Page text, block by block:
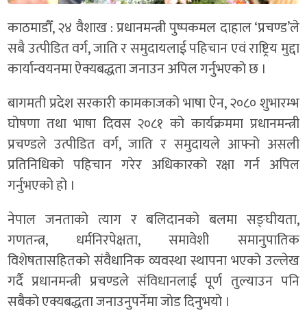
काठमाडौँ, २४ वैशाख : प्रधानमन्त्री पुष्पकमल दाहाल ‘प्रचण्ड’ले
सबै उत्पीडित वर्ग, जाति र समुदायलाई पहिचान एवं राष्ट्रिय मुद्दा
कार्यान्वयनमा ऐक्यबद्धता जनाउन अपिल गर्नुभएको छ ।
बागमती प्रदेश सरकारी कामकाजको भाषा ऐन, २०८० शुभारम्भ
घोषणा तथा भाषा दिवस २०८१ को कार्यक्रममा प्रधानमन्त्री
प्रचण्डले उत्पीडित वर्ग, जाति र समुदायले आफ्नो असली
प्रतिनिधिको पहिचान गरेर अधिकारको रक्षा गर्न अपिल
गर्नुभएको हो ।
नेपाल जनताको त्याग र बलिदानको बलमा सङ्घीयता,
गणतन्त्र, धर्मनिरपेक्षता, समावेशी समानुपातिक
विशेषतासहितको संवैधानिक व्यवस्था स्थापना भएको उल्लेख
गर्दै प्रधानमन्त्री प्रचण्डले संविधानलाई पूर्ण तुल्याउन पनि
सबैको एक्यबद्धता जनाउनुपर्नेमा जोड दिनुभयो ।